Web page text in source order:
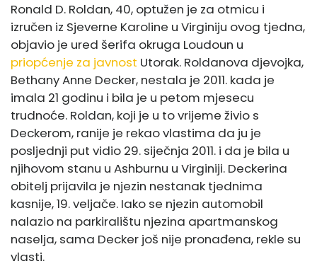
Ronald D. Roldan, 40, optužen je za otmicu i
izručen iz Sjeverne Karoline u Virginiju ovog tjedna,
objavio je ured šerifa okruga Loudoun u
priopćenje za javnost Utorak. Roldanova djevojka,
Bethany Anne Decker, nestala je 2011. kada je
imala 21 godinu i bila je u petom mjesecu
trudnoće. Roldan, koji je u to vrijeme živio s
Deckerom, ranije je rekao vlastima da ju je
posljednji put vidio 29. siječnja 2011. i da je bila u
njihovom stanu u Ashburnu u Virginiji. Deckerina
obitelj prijavila je njezin nestanak tjednima
kasnije, 19. veljače. Iako se njezin automobil
nalazio na parkiralištu njezina apartmanskog
naselja, sama Decker još nije pronađena, rekle su
vlasti.